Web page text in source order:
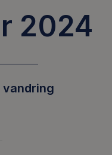
2024
vandring